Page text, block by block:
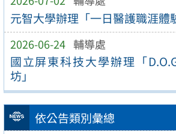
元智大學辦理「一日醫護職涯體
2026-06-24 輔導處
國立屏東科技大學辦理「
坊」
依公告類別彙總